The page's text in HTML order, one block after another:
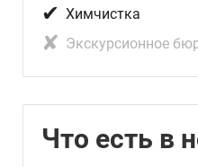
✔ Химчистка
✘ Экскурсионное
Что есть в